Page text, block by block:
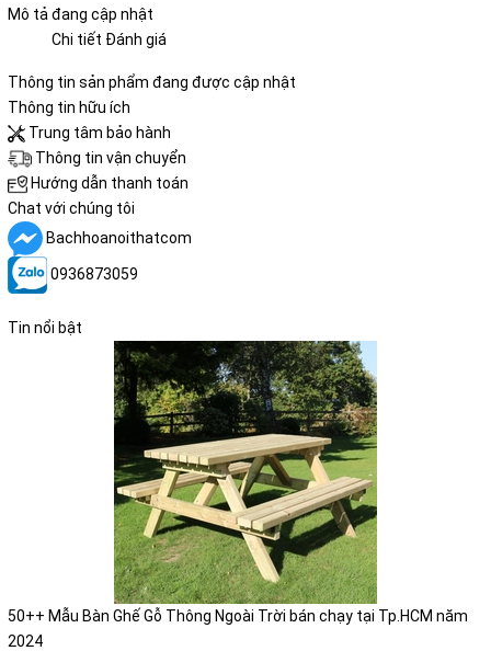
Mô tả đang cập nhật
Chi tiết Đánh giá
Thông tin sản phẩm đang được cập nhật
Thông tin hữu ích
Trung tâm bảo hành
Thông tin vận chuyển
Hướng dẫn thanh toán
Chat với chúng tôi
Bachhoanoithatcom
0936873059
Tin nổi bật
50++ Mẫu Bàn Ghế Gỗ Thông Ngoài Trời bán chạy tại Tp.HCM năm
2024